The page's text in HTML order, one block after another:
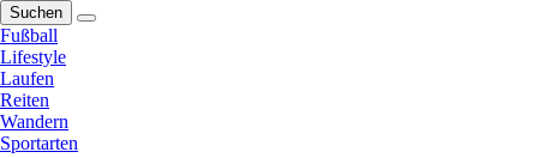
Suchen
Fußball
Lifestyle
Laufen
Reiten
Wandern
Sportarten